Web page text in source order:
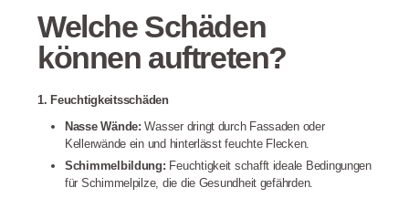
Welche Schäden
können auftreten?
1. Feuchtigkeitsschäden
Nasse Wände: Wasser dringt durch Fassaden oder
Kellerwände ein und hinterlässt feuchte Flecken.
Schimmelbildung: Feuchtigkeit schafft ideale Bedingungen
für Schimmelpilze, die die Gesundheit gefährden.